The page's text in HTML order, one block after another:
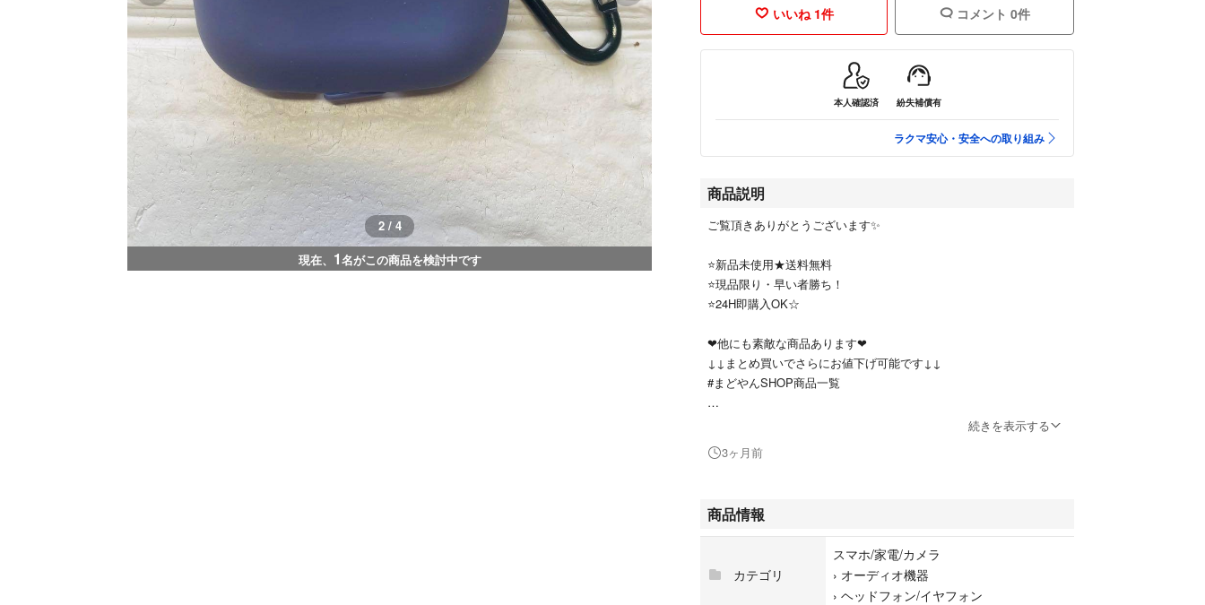
2 / 4
現在、 1名がこの商品を検討中です
いいね 1件 コメント 0件
本人確認済 紛失補償有
ラクマ安心・安全への取り組み
商品説明
ご覧頂きありがとうございます✨
⭐️新品未使用★送料無料
⭐️現品限り・早い者勝ち！
⭐️24H即購入OK☆
❤︎他にも素敵な商品あります❤︎
↓↓まとめ買いでさらにお値下げ可能です↓↓
#まどやんSHOP商品一覧
AirPods Pro用ケース1個
上下は後ろで繋がっています。
ケースを付けたまま無線、有線どちらでも充電できます。
注意：この商品はAirPods Pro用ケースです。AirPods Pro本体は付属
続きを表示する
3ヶ月前
商品情報
カテゴリ
スマホ/家電/カメラ
› オーディオ機器
› ヘッドフォン/イヤフォン